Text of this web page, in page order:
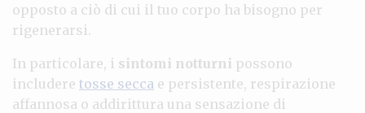
opposto a ciò di cui il tuo corpo ha bisogno per
rigenerarsi.
In particolare, i sintomi notturni possono
includere tosse secca e persistente, respirazione
affannosa o addirittura una sensazione di